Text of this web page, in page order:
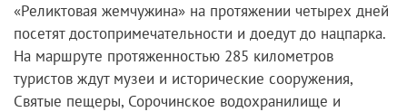
«Реликтовая жемчужина» на протяжении четырех дней
посетят достопримечательности и доедут до нацпарка.
На маршруте протяженностью 285 километров
туристов ждут музеи и исторические сооружения,
Святые пещеры, Сорочинское водохранилище и